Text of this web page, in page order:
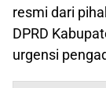
resmi dari
DPRD
urgensi